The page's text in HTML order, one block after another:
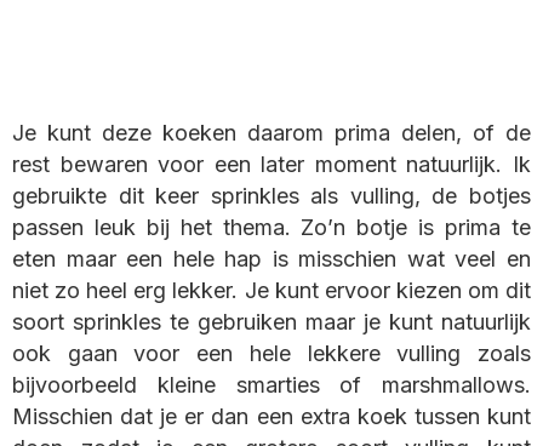
Je kunt deze koeken daarom prima delen, of de
rest bewaren voor een later moment natuurlijk. Ik
gebruikte dit keer sprinkles als vulling, de botjes
passen leuk bij het thema. Zo’n botje is prima te
eten maar een hele hap is misschien wat veel en
niet zo heel erg lekker. Je kunt ervoor kiezen om dit
soort sprinkles te gebruiken maar je kunt natuurlijk
ook gaan voor een hele lekkere vulling zoals
bijvoorbeeld kleine smarties of marshmallows.
Misschien dat je er dan een extra koek tussen kunt